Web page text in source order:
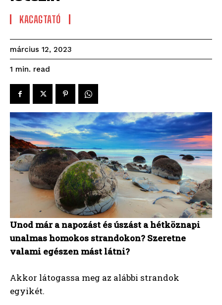
KACAGTATÓ
március 12, 2023
1 min. read
Unod már a napozást és úszást a hétköznapi
unalmas homokos strandokon? Szeretne
valami egészen mást látni?
Akkor látogassa meg az alábbi strandok
egyikét.